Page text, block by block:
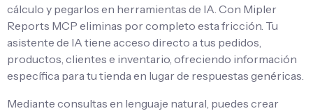
cálculo y pegarlos en herramientas de IA. Con Mipler
Reports MCP eliminas por completo esta fricción. Tu
asistente de IA tiene acceso directo a tus pedidos,
productos, clientes e inventario, ofreciendo información
específica para tu tienda en lugar de respuestas genéricas.
Mediante consultas en lenguaje natural, puedes crear